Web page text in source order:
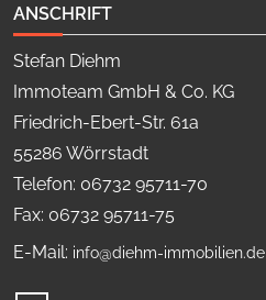
ANSCHRIFT
Stefan Diehm
Immoteam GmbH & Co. KG
Friedrich-Ebert-Str. 61a
55286 Wörrstadt
Telefon: 06732 95711-70
Fax: 06732 95711-75
E-Mail: info@diehm-immobilien.de